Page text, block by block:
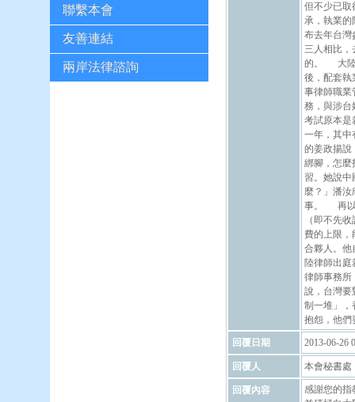
聯繫本會
友善連結
兩岸法律諮詢
但不少已取
承，執業
布去年台灣
三人相比，
的。 大陸○
後，配套執
事律師職業
務，與涉
考試原本是
一年，其
的姜政揚說
綁腳，怎麼
習。她說中
麼？」潘
事。 再以
（即不先
費的上限
合夥人。他
陸律師出
律師事務
說，台灣要
制一堆」，
抱怨，他們
回覆日期 2013-06-26
回覆人 本會秘書處
回覆內容
感謝您的指